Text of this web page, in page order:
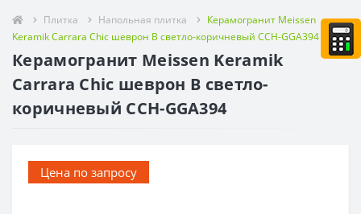
Плитка Напольная плитка
Керамогранит Meissen
Keramik Carrara Chic шеврон B светло-коричневый CCH-GGA394
Керамогранит Meissen Keramik
Carrara Chic шеврон B светло-
коричневый CCH-GGA394
Цена по запросу